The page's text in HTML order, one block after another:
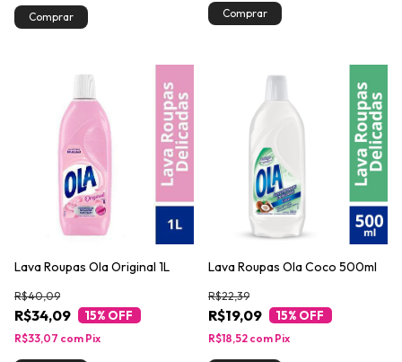
Lava Roupas Ola Original 1L
R$34,09
R$40,09
15% OFF
R$33,07 com Pix
Lava Roupas Ola Coco 500ml
R$19,09
R$22,39
15% OFF
R$18,52 com Pix